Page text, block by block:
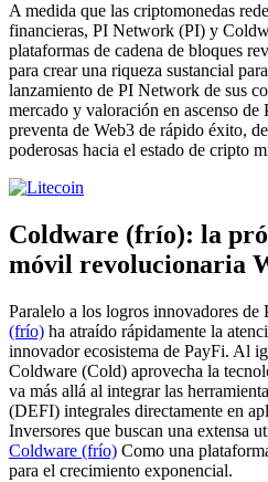
A medida que las criptomonedas
financieras, PI Network (PI) y
plataformas de cadena de bloques
para crear una riqueza sustancial
lanzamiento de PI Network de sus
mercado y valoración en ascenso
preventa de Web3 de rápido éxito,
poderosas hacia el estado de cripto
Coldware (frío): la
móvil revolucionaria
Paralelo a los logros innovadores
(frío) ha atraído rápidamente la
innovador ecosistema de PayFi. Al
Coldware (Cold) aprovecha la
va más allá al integrar las
(DEFI) integrales directamente en
Inversores que buscan una extensa
Coldware (frío) Como una
para el crecimiento exponencial.